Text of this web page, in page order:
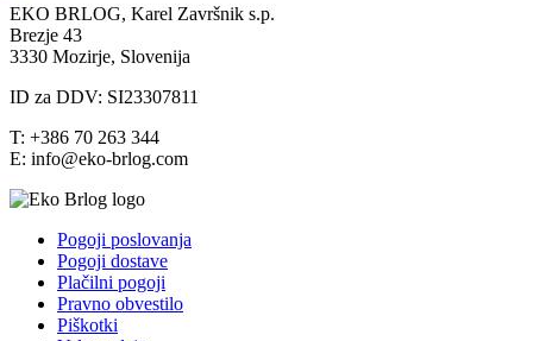
EKO BRLOG, Karel Završnik s.p.
Brezje 43
3330 Mozirje, Slovenija
ID za DDV: SI23307811
T: +386 70 263 344
E: info@eko-brlog.com
Pogoji poslovanja
Pogoji dostave
Plačilni pogoji
Pravno obvestilo
Piškotki